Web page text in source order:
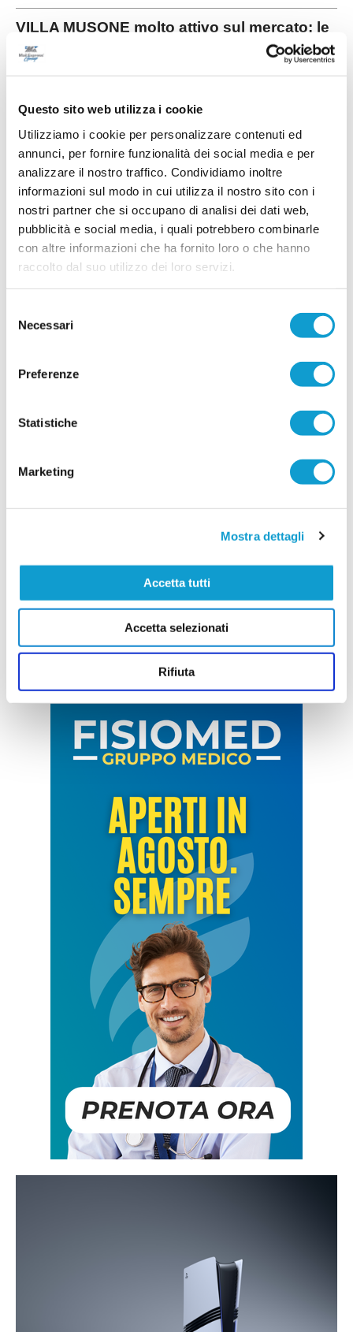
Questo sito web utilizza i cookie
Utilizziamo i cookie per personalizzare contenuti ed
annunci, per fornire funzionalità dei social media e per
analizzare il nostro traffico. Condividiamo inoltre
informazioni sul modo in cui utilizza il nostro sito con i
nostri partner che si occupano di analisi dei dati web,
pubblicità e social media, i quali potrebbero combinarle
con altre informazioni che ha fornito loro o che hanno
raccolto dal suo utilizzo dei loro servizi.
delNecessari
Preferenze
Statistiche
Marketing
Mostra dettagli
Accetta tutti
Accetta selezionati
Rifiuta
VILLA MUSONE molto attivo sul mercato: le
ultime novità
Il Villa Musone prosegue la costruzione della
rosa in vista della stagione 2026-2027, puntando
mirati. La società gialloblù conferma gran parte
15/07/2026
Vai all'edizione provinciale